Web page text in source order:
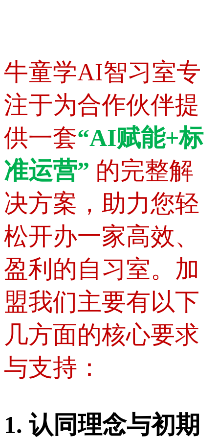
牛童学AI智习室专
注于为合作伙伴提
供一套“AI赋能+标
准运营” 的完整解
决方案，助力您轻
松开办一家高效、
盈利的自习室。加
盟我们主要有以下
几方面的核心要求
与支持：
1. 认同理念与初期